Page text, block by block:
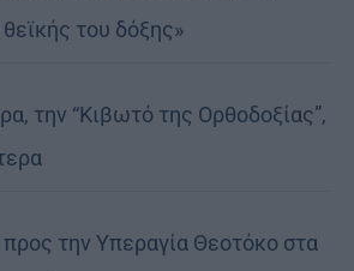
του δόξης»
την “Κιβωτό της Ορθοδοξίας”,
την Υπεραγία Θεοτόκο στα